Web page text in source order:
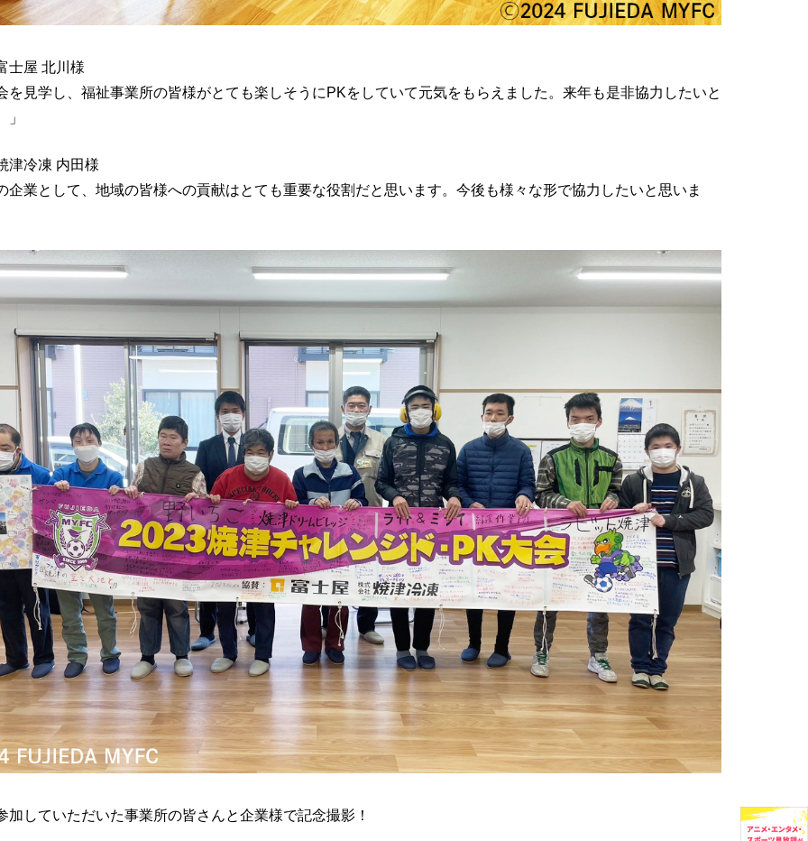
士屋 北川様
を見学し、福祉事業所の皆様がとても楽しそうにPKをしていて元気をもらえました。来年も是非協力したいと
津冷凍 内田様
企業として、地域の皆様への貢献はとても重要な役割だと思います。今後も様々な形で協力したいと思いま
加していただいた事業所の皆さんと企業様で記念撮影！